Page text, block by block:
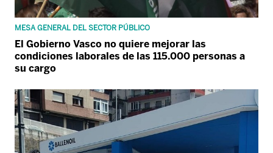
MESA GENERAL DEL SECTOR PÚBLICO
El Gobierno Vasco no quiere mejorar las
condiciones laborales de las 115.000 personas a
su cargo